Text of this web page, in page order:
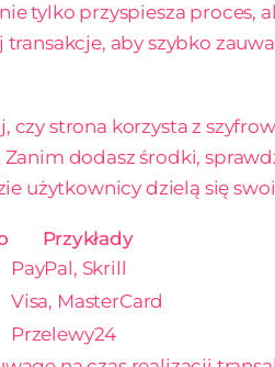
tylko przyspiesza proces,
aby szybko
strona korzysta z
dodasz środki,
użytkownicy dzielą się
Przykłady
PayPal, Skrill
Visa, MasterCard
Przelewy24